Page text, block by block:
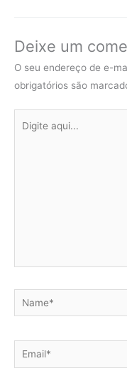
Deixe um
O seu endereço de e-
obrigatórios são
aqui...
Name*
Email*